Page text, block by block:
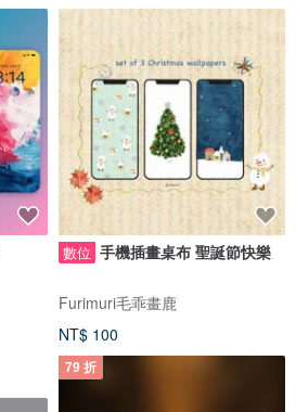
數位 手機插畫桌布 聖誕節快樂
Furimuri毛乖畫鹿
NT$ 100
79 折